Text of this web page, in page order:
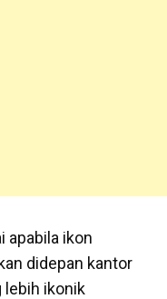
apabila ikon
didepan kantor
lebih ikonik